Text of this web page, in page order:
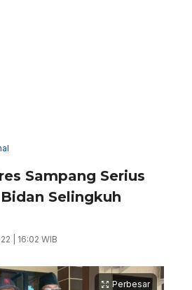
Sampang Serius
Selingkuh
| 16:02 WIB
Perbesar